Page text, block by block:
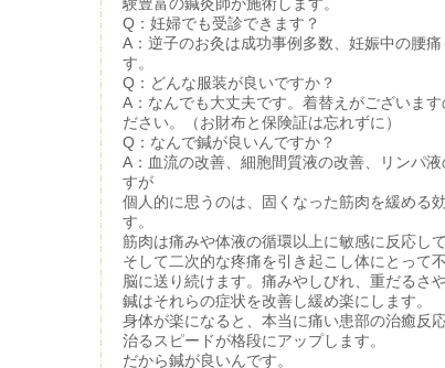
Q：妊婦でも受診できます？
A：逆子のお灸は成功事例多数、妊娠中の腰
す。
Q：どんな服装が良いですか？
A：なんでも大丈夫です。着替えがございます
ださい。（お財布と保険証は忘れずに）
Q：なんで鍼が良いんですか？
A：血流の改善、細胞間質液の改善、リンパ
すが
個人的に思うのは、固くなった筋肉を緩める
す。
筋肉は痛みや体液の循環以上に敏感に反応し
そして二次的な疼痛を引き起こし体にとって
脳に送り続けます。痛みやしびれ、重だるさや
鍼はそれらの症状を改善し緩め楽にします。
身体が楽になると、本当に痛い患部の治癒反
治るスピードが格段にアップします。
だから鍼が良いんです。